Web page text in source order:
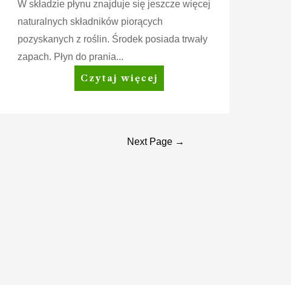
W składzie płynu znajduje się jeszcze więcej
naturalnych składników piorących
pozyskanych z roślin. Środek posiada trwały
zapach. Płyn do prania...
Amway
Home™
Czytaj więcej
Next Page →